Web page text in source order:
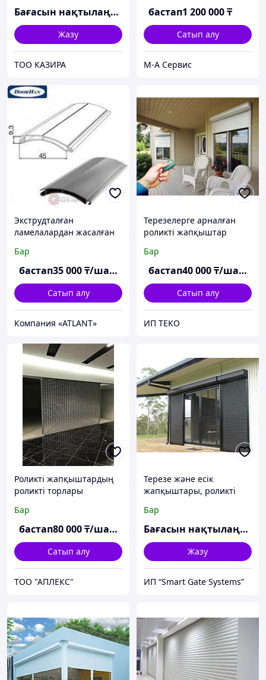
Бағасын нақтылаңыз
Жазу
ТОО КАЗИРА
бастап1 200 000₸
Сатып алу
М-А Сервис
Экструдталған
ламелалардан жасалған
Бар
бастап35 000₸/шаршы м
Сатып алу
Компания «ATLANT»
Терезелерге арналған
роликті жапқыштар
жапқыштар
Бар
бастап40 000₸/шаршы м
Сатып алу
ИП ТЕКО
Роликті жапқыштардың
роликті торлары
Бар
бастап80 000₸/шаршы м
Сатып алу
ТОО "АПЛЕКС"
Терезе және есік
жапқыштары, роликті
Бар
Бағасын нақтылаңыз
Жазу
ИП “Smart Gate Systems”